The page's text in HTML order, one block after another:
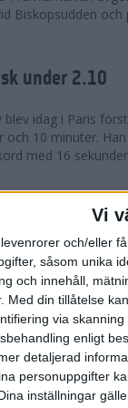
Vi
och/eller
såsom unika
och innehåll,
Med din tillåtelse
via
enligt
detaljerad
personuppgifter
inställningar
Biskopsudden och
under 2.10
blev idag i Paris
10 minuter.
med 16
| Att
drömmer om.
ditt mål under en
på
med